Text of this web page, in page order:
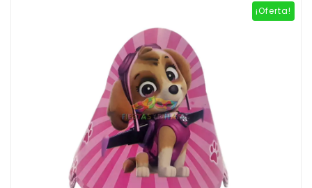
¡Oferta!